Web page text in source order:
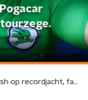
Tour de France: Cavendish op recordjacht, familie Pogacar droomt van tweede tourzege.